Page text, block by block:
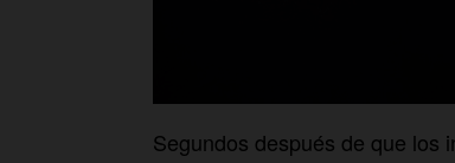
Segundos después de que los